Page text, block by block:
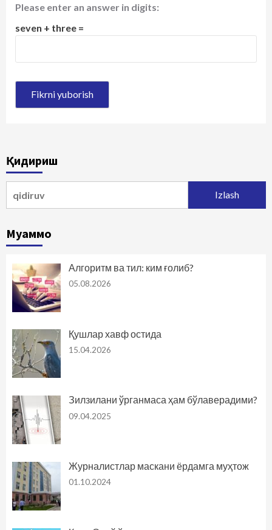
Please enter an answer in digits:
seven + three =
Қидириш
Муаммо
Алгоритм ва тил: ким ғолиб?
05.08.2026
Қушлар хавф остида
15.04.2026
Зилзилани ўрганмаса ҳам бўлаверадими?
09.04.2025
Журналистлар маскани ёрдамга муҳтож
01.10.2024